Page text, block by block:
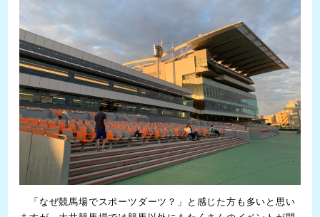
「なぜ競馬場でスポーツダーツ？」と感じた方も多いと思い